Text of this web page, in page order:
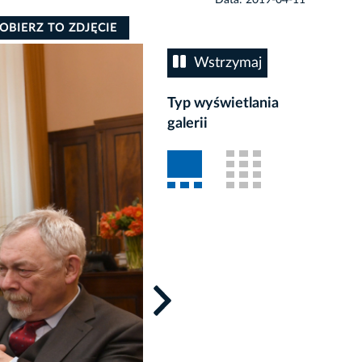
Wstrzymaj
Typ wyświetlania
galerii
TO ZDJĘCIE